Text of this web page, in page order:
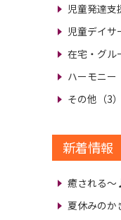
児童発達支
児童デイサ
在宅・グル
ハーモニー
その他（3）
新着情報
癒される～
夏休みのか